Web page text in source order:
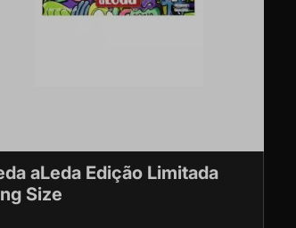
aLeda Edição Limitada
Size